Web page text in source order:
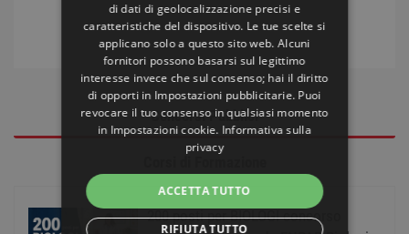
Concorsi Pubblici
200 posti per BIOLOGI concorso
di dati di geolocalizzazione precisi e
caratteristiche del dispositivo. Le tue scelte si
applicano solo a questo sito web. Alcuni
fornitori possono basarsi sul legittimo
interesse invece che sul consenso; hai il diritto
di opporti in Impostazioni pubblicitarie. Puoi
revocare il tuo consenso in qualsiasi momento
in Impostazioni cookie. Informativa sulla
privacy
ACCETTA TUTTO
RIFIUTA TUTTO